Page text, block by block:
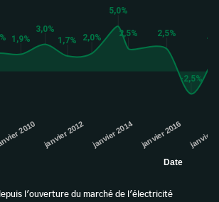
l'ouverture du marché de l'électricité